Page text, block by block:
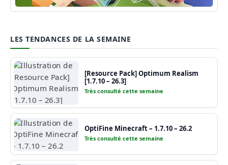
Guide Minecraft
LES TENDANCES DE LA SEMAINE
[Resource Pack] Optimum Realism
[1.7.10 – 26.3]
Très consulté cette semaine
OptiFine Minecraft – 1.7.10 – 26.2
Très consulté cette semaine